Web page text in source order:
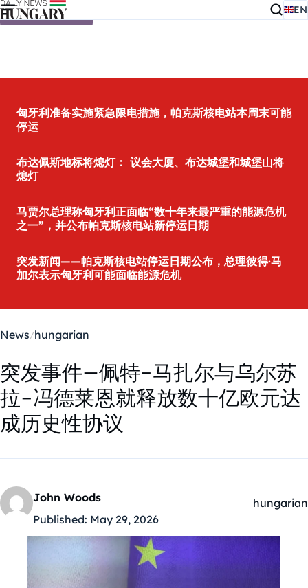
Skip to content EN
匈牙利准备实施紧急限电措施，帕克斯核电站本周末可能
停运
布达佩斯地标将熄灯： 议会大厦、布达城堡和城堡山将
熄灯
马贾尔总理称匈牙利正面临“数十年来最严重的能源危机
之一”，并公布帕克斯核电站新停运日期
突发新闻——帕克斯核电站停运日期公布，总理彼得·马
加尔表示匈牙利可能面临能源危机
News hungarian
突发事件–佩特-马扎尔与乌尔苏
拉-冯德莱恩就释放数十亿欧元达
成历史性协议
John Woods
Published: May 29, 2026
hungarian